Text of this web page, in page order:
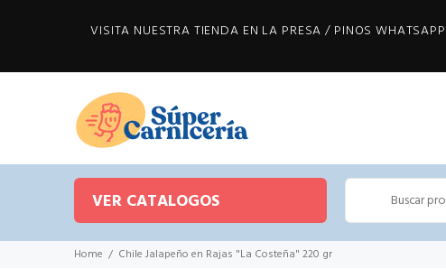
VISITA NUESTRA TIENDA EN LA PRESA / PINOS
VER CATALOGOS
Home Chile Jalapeño en Rajas "La Costeña" 220 gr